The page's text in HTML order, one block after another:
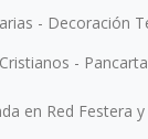
- Decoración
-
en Red Festera